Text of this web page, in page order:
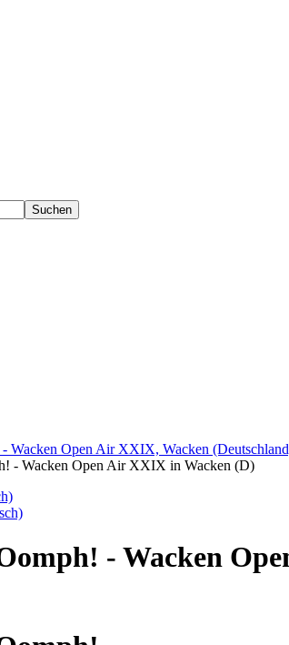
Suchen
Wacken Open Air XXIX, Wacken
- Wacken Open Air XXIX in Wacken (D)
- Wacken